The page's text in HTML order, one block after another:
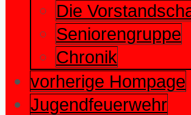
Die
Seniorengruppe
Chronik
vorherige Hompage
Jugendfeuerwehr